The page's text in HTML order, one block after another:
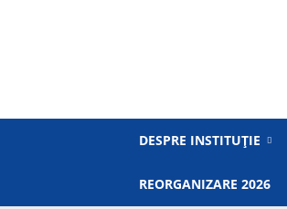
DESPRE INSTITUȚIE
REORGANIZARE 2026